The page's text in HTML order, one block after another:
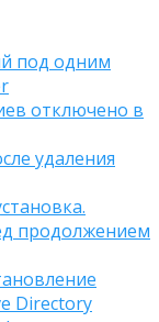
под одним
отключено в
удаления
продолжением
Directory